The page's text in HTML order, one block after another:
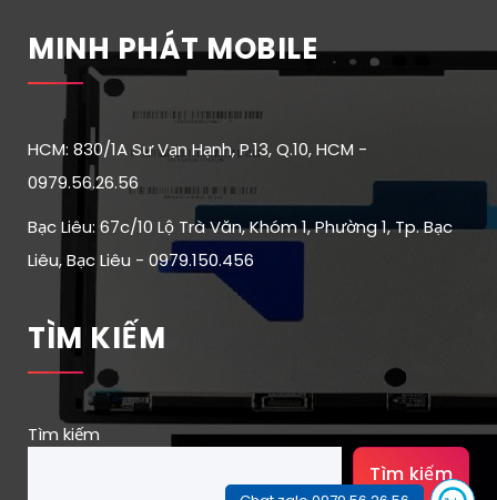
MINH PHÁT MOBILE
HCM: 830/1A Sư Vạn Hạnh, P.13, Q.10, HCM -
0979.56.26.56
Bạc Liêu: 67c/10 Lộ Trà Văn, Khóm 1, Phường 1, Tp. Bạc
Liêu, Bạc Liêu - 0979.150.456
TÌM KIẾM
Tìm kiếm
Tìm kiếm